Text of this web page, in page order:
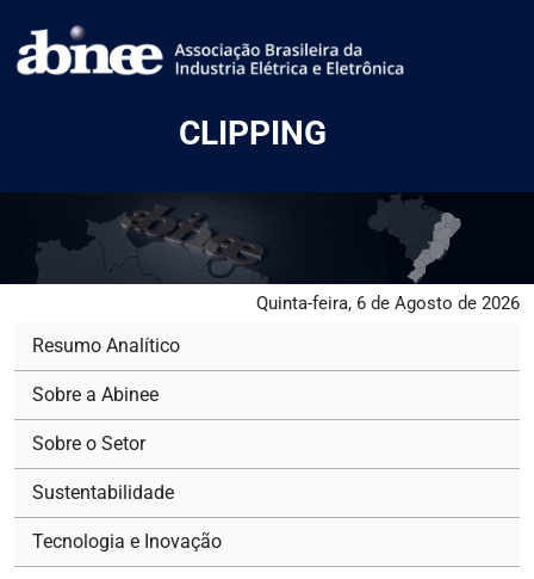
CLIPPING
Quinta-feira, 6 de Agosto de 2026
Resumo Analítico
Sobre a Abinee
Sobre o Setor
Sustentabilidade
Tecnologia e Inovação